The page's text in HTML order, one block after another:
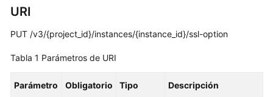
la
de
URI
PUT /v3/{project_id}/instances/{instance_id}/ssl-option
Tabla 1 Parámetros de URI
Parámetro Obligatorio Tipo Descripción